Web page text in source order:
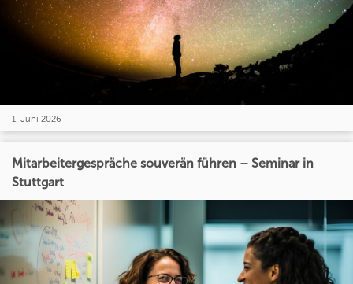
1. Juni 2026
Mitarbeitergespräche souverän führen – Seminar in
Stuttgart